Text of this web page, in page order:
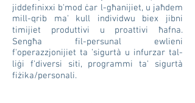
jiddefinixxi b'mod ċar l-għanijiet, u jaħdem
mill-qrib ma' kull individwu biex jibni
timijiet produttivi u proattivi ħafna.
Sengħa fil-persunal ewlieni
f'operazzjonijiet ta 'sigurtà u infurzar tal-
liġi f'diversi siti, programmi ta' sigurtà
fiżika/personali.